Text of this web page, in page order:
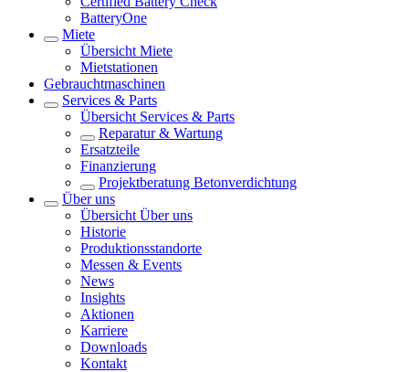
BatteryOne
Miete
Übersicht Miete
Mietstationen
Gebrauchtmaschinen
Services & Parts
Übersicht Services & Parts
Reparatur & Wartung
Ersatzteile
Finanzierung
Projektberatung Betonverdichtung
Über uns
Übersicht Über uns
Historie
Produktionsstandorte
Messen & Events
News
Insights
Aktionen
Karriere
Downloads
Kontakt